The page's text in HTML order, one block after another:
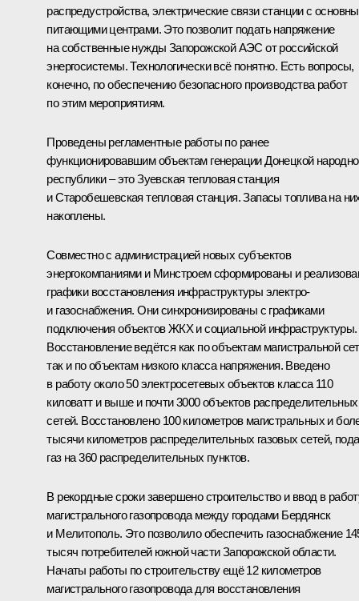
распредустройства, электрические связи станции с
питающими центрами. Это позволит подать напряжение
на собственные нужды Запорожской АЭС от российской
энергосистемы. Технологически всё понятно. Есть вопросы,
конечно, по обеспечению безопасного производства работ
по этим мероприятиям.
Проведены регламентные работы по ранее
функционировавшим объектам генерации Донецкой
республики – это Зуевская тепловая станция
и Старобешевская тепловая станция. Запасы топлива на
накоплены.
Совместно с администрацией новых субъектов
энергокомпаниями и Минстроем сформированы и
графики восстановления инфраструктуры электро-
и газоснабжения. Они синхронизированы с графиками
подключения объектов ЖКХ и социальной инфраструктуры.
Восстановление ведётся как по объектам магистральной
так и по объектам низкого класса напряжения. Введено
в работу около 50 электросетевых объектов класса 110
киловатт и выше и почти 3000 объектов распределительных
сетей. Восстановлено 100 километров магистральных и
тысячи километров распределительных газовых сетей,
газ на 360 распределительных пунктов.
В рекордные сроки завершено строительство и ввод в
магистрального газопровода между городами Бердянск
и Мелитополь. Это позволило обеспечить газоснабжение
тысяч потребителей южной части Запорожской области.
Начаты работы по строительству ещё 12 километров
магистрального газопровода для восстановления